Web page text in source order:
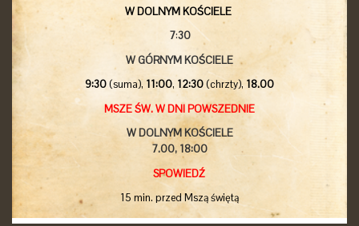
W DOLNYM KOŚCIELE
7:30
W GÓRNYM KOŚCIELE
9:30(suma), 11:00, 12:30(chrzty), 18.00
MSZE ŚW. W DNI POWSZEDNIE
W DOLNYM KOŚCIELE
7.00, 18:00
SPOWIEDŹ
15 min. przed Mszą świętą